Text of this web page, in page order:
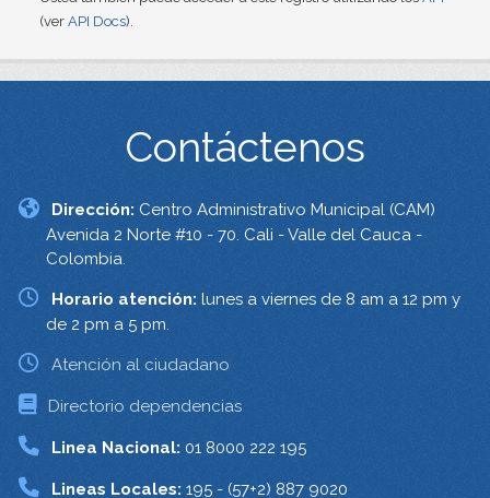
(ver API Docs).
Contáctenos
Dirección: Centro Administrativo Municipal (CAM)
Avenida 2 Norte #10 - 70. Cali - Valle del Cauca -
Colombia.
Horario atención: lunes a viernes de 8 am a 12 pm y
de 2 pm a 5 pm.
Atención al ciudadano
Directorio dependencias
Linea Nacional: 01 8000 222 195
Lineas Locales: 195 - (57+2) 887 9020